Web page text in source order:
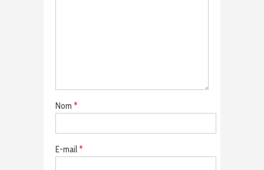
Nom *
E-mail*